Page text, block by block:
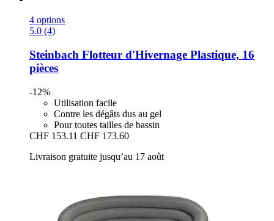
4 options
5.0 (4)
Steinbach Flotteur d'Hivernage Plastique, 16
pièces
-12%
Utilisation facile
Contre les dégâts dus au gel
Pour toutes tailles de bassin
CHF 153.11 CHF 173.60
Livraison gratuite jusqu’au 17 août